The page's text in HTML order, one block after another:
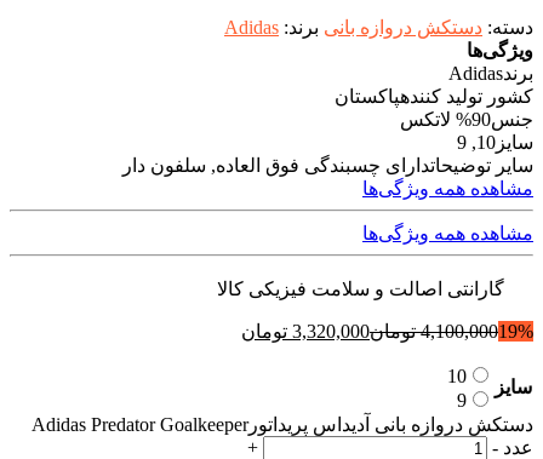
دسته: دستکش دروازه بانی برند: Adidas
ویژگی‌ها
برندAdidas
کشور تولید کنندهپاکستان
جنس90% لاتکس
سایز 10, 9
سایر توضیحاتدارای چسبندگی فوق العاده, سلفون دار
مشاهده همه ویژگی‌ها
مشاهده همه ویژگی‌ها
گارانتی اصالت و سلامت فیزیکی کالا
19%
4,100,000 تومان3,320,000 تومان
سایز
10
9
دستکش دروازه بانی آدیداس پریداتورAdidas Predator Goalkeeper
عدد -
+